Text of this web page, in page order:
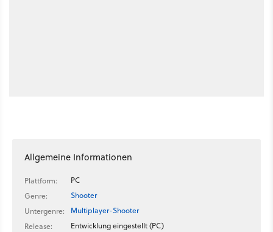
Allgemeine Informationen
Plattform:
PC
Genre:
Shooter
Untergenre:
Multiplayer-Shooter
Release:
Entwicklung eingestellt (PC)